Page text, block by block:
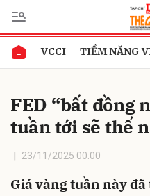
VCCI TIỀM NĂNG
FED “bất đồng
tuần tới sẽ thế
23/11/2025 00:00
Giá vàng tuần này
Gửi bình luận